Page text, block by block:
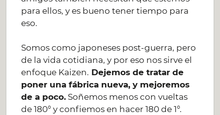
para ellos, y es bueno tener tiempo para
eso.
Somos como japoneses post-guerra, pero
de la vida cotidiana, y por eso nos sirve el
enfoque Kaizen. Dejemos de tratar de
poner una fábrica nueva, y mejoremos
de a poco. Soñemos menos con vueltas
de 180° y confiemos en hacer 180 de 1°.